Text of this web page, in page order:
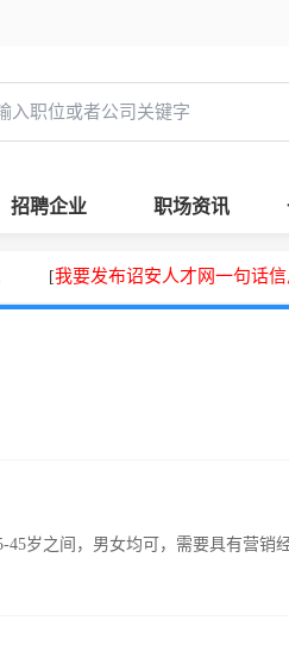
招聘企业 职场资讯
[我要发布诏安人才网一句话信
岁之间，男女均可，需要具有营销